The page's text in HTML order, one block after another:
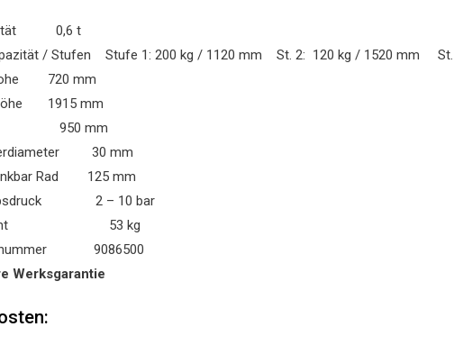
0,6 t
/ Stufen Stufe 1: 200 kg / 1120 mm St. 2: 120 kg / 1520 mm St.
720 mm
1915 mm
950 mm
30 mm
Rad 125 mm
2 – 10 bar
53 kg
9086500
Werksgarantie